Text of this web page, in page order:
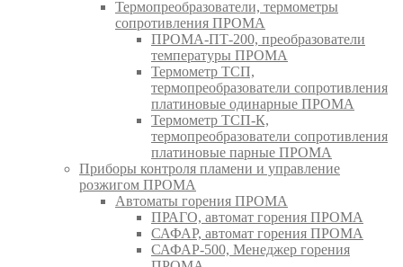
Термопреобразователи, термометры
сопротивления ПРОМА
ПРОМА-ПТ-200, преобразователи
температуры ПРОМА
Термометр ТСП,
термопреобразователи сопротивления
платиновые одинарные ПРОМА
Термометр ТСП-К,
термопреобразователи сопротивления
платиновые парные ПРОМА
Приборы контроля пламени и управление
розжигом ПРОМА
Автоматы горения ПРОМА
ПРАГО, автомат горения ПРОМА
САФАР, автомат горения ПРОМА
САФАР-500, Менеджер горения